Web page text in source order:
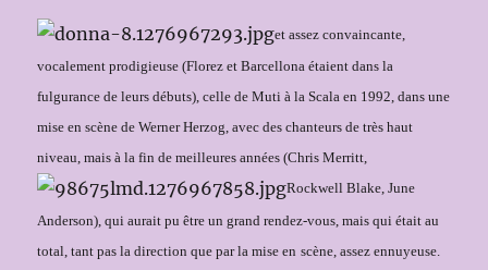
et assez convaincante,
vocalement prodigieuse (Florez et Barcellona étaient dans la
fulgurance de leurs débuts), celle de Muti à la Scala en 1992, dans une
mise en scène de Werner Herzog, avec des chanteurs de très haut
niveau, mais à la fin de meilleures années (Chris Merritt,
Rockwell Blake, June
Anderson), qui aurait pu être un grand rendez-vous, mais qui était au
total, tant pas la direction que par la mise en scène, assez ennuyeuse.